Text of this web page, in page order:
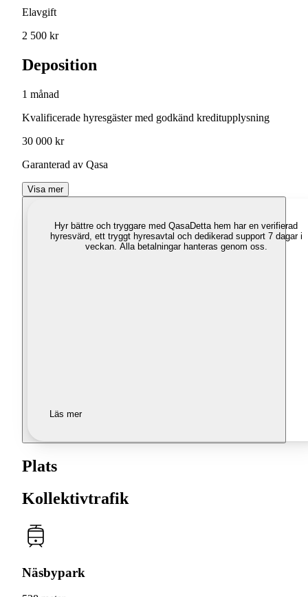
Elavgift
2 500 kr
Deposition
1 månad
Kvalificerade hyresgäster med godkänd kreditupplysning
30 000 kr
Garanterad av Qasa
Visa mer
Hyr bättre och tryggare med QasaDetta hem har en verifierad
hyresvärd, ett tryggt hyresavtal och dedikerad support 7 dagar i
veckan. Alla betalningar hanteras genom oss.
Läs mer
Plats
Kollektivtrafik
Näsbypark